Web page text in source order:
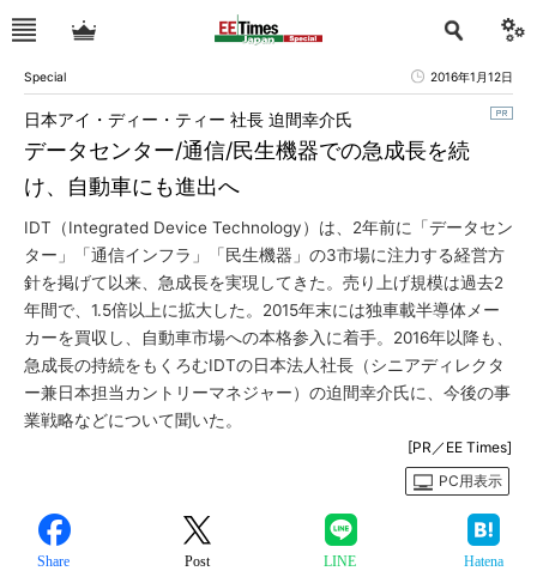
Special 2016年1月12日
データセンター/通信/民生機器での急成長を続
け、自動車にも進出へ
日本アイ・ディー・ティー 社長 迫間幸介氏
IDT（Integrated Device Technology）は、2年前に「データセン
ター」「通信インフラ」「民生機器」の3市場に注力する経営方
針を掲げて以来、急成長を実現してきた。売り上げ規模は過去2
年間で、1.5倍以上に拡大した。2015年末には独車載半導体メー
カーを買収し、自動車市場への本格参入に着手。2016年以降も、
急成長の持続をもくろむIDTの日本法人社長（シニアディレクタ
ー兼日本担当カントリーマネジャー）の迫間幸介氏に、今後の事
業戦略などについて聞いた。
[PR／EE Times]
PC用表示
Share Post LINE Hatena